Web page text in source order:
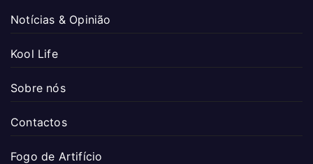
Notícias & Opinião
Kool Life
Sobre nós
Contactos
Fogo de Artifício